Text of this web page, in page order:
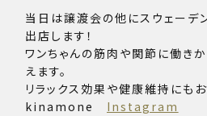
当日は譲渡会の他にスウェーデ
出店します！
ワンちゃんの筋肉や関節に働き
えます。
リラックス効果や健康維持にもお
kinamone Instagram